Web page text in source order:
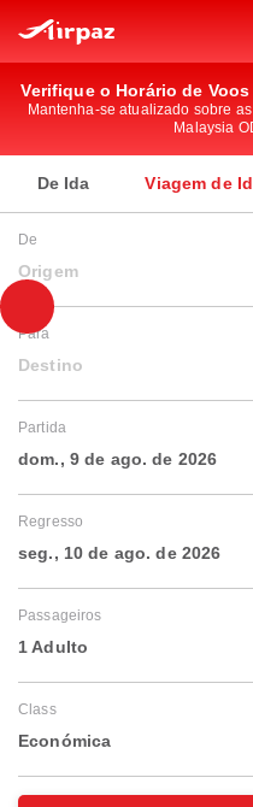
Verifique o Horário de
Mantenha-se atualizado sobre
Malaysia
De Ida Viagem de
De
Origem
Para
Destino
Partida
dom., 9 de ago. de 2026
Regresso
seg., 10 de ago. de 2026
Passageiros
1 Adulto
Class
Económica